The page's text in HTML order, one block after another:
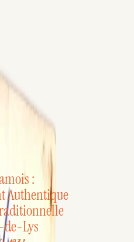
:
Authentique
Lys